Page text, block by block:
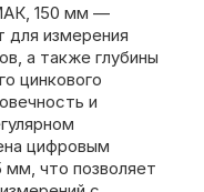
150 мм —
для измерения
а также глубины
цинкового
и
цифровым
что позволяет